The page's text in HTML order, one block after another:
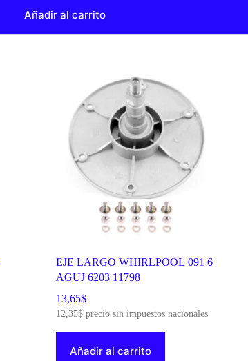
Añadir al carrito
EJE LARGO WHIRLPOOL 091 6
AGUJ 6203 11798
13,65$
12,35$ precio sin impuestos nacionales
Añadir al carrito